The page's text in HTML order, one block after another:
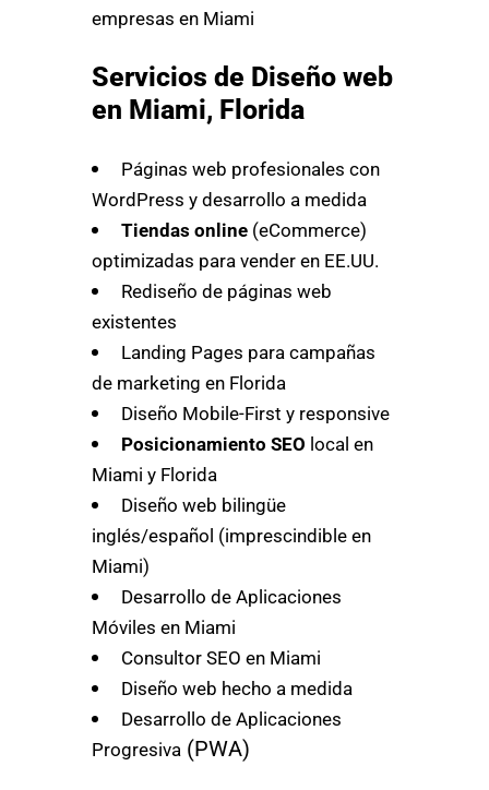
empresas en Miami
Servicios de Diseño web
en Miami, Florida
Páginas web profesionales con
WordPress y desarrollo a medida
Tiendas online (eCommerce)
optimizadas para vender en EE.UU.
Rediseño de páginas web
existentes
Landing Pages para campañas
de marketing en Florida
Diseño Mobile-First y responsive
Posicionamiento SEO local en
Miami y Florida
Diseño web bilingüe
inglés/español (imprescindible en
Miami)
Desarrollo de Aplicaciones
Móviles en Miami
Consultor SEO en Miami
Diseño web hecho a medida
Desarrollo de Aplicaciones
Progresiva (PWA)